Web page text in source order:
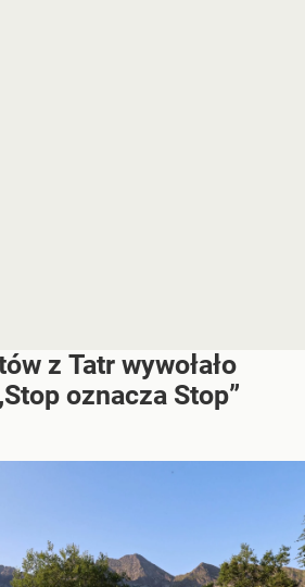
z Tatr wywołało
oznacza Stop”